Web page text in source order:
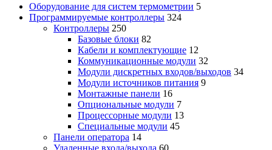
Оборудование для систем термометрии 5
Программируемые контроллеры 324
Контроллеры 250
Базовые блоки 82
Кабели и комплектующие 12
Коммуникационные модули 32
Модули дискретных входов/выходов 34
Модули источников питания 9
Монтажные панели 16
Опциональные модули 7
Процессорные модули 13
Специальные модули 45
Панели оператора 14
Удаленные входа/выхода 60